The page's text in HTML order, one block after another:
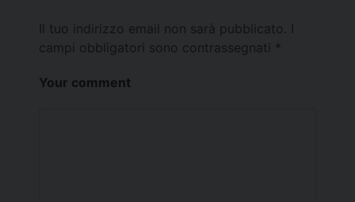
Il tuo indirizzo email non sarà pubblicato.
campi obbligatori sono contrassegnati *
Your comment